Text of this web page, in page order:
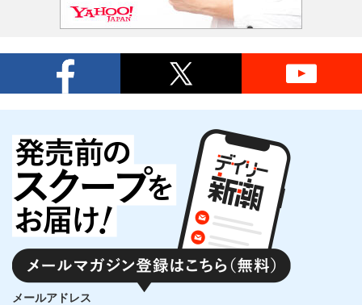
メールアドレス